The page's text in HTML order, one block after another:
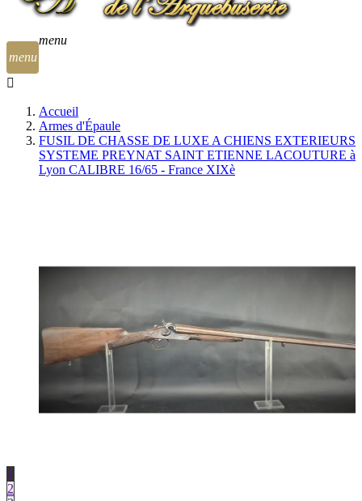
menu
menu
Accueil
Armes d'Épaule
FUSIL DE CHASSE DE LUXE A CHIENS EXTERIEURS
SYSTEME PREYNAT SAINT ETIENNE LACOUTURE à
Lyon CALIBRE 16/65 - France XIXè
1
2